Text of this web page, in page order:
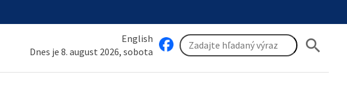
English
Dnes je 8. august 2026, sobota
search